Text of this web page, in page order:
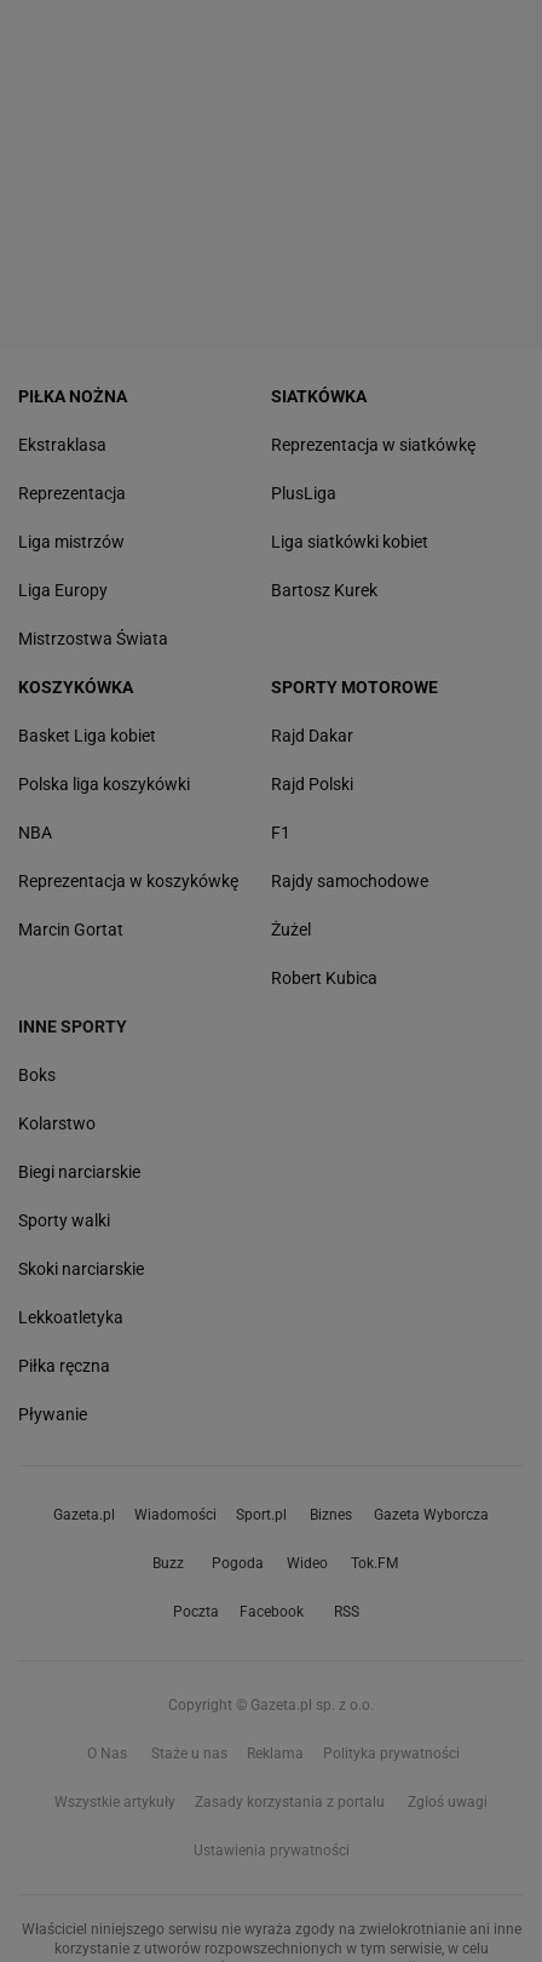
PIŁKA NOŻNA
Ekstraklasa
Reprezentacja
Liga mistrzów
Liga Europy
Mistrzostwa Świata
SIATKÓWKA
Reprezentacja w siatkówkę
PlusLiga
Liga siatkówki kobiet
Bartosz Kurek
KOSZYKÓWKA
Basket Liga kobiet
Polska liga koszykówki
NBA
Reprezentacja w koszykówkę
Marcin Gortat
SPORTY MOTOROWE
Rajd Dakar
Rajd Polski
F1
Rajdy samochodowe
Żużel
Robert Kubica
INNE SPORTY
Boks
Kolarstwo
Biegi narciarskie
Sporty walki
Skoki narciarskie
Lekkoatletyka
Piłka ręczna
Pływanie
Gazeta.pl Wiadomości Sport.pl Biznes Gazeta Wyborcza
Buzz Pogoda Wideo Tok.FM
Poczta Facebook RSS
Copyright © Gazeta.pl sp. z o.o.
O Nas Staże u nas Reklama Polityka prywatności
Wszystkie artykuły Zasady korzystania z portalu Zgłoś uwagi
Ustawienia prywatności
Właściciel niniejszego serwisu nie wyraża zgody na zwielokrotnianie ani inne
korzystanie z utworów rozpowszechnionych w tym serwisie, w celu